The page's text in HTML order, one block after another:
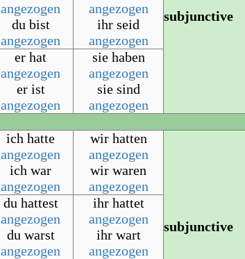
subjunctive
angezogen
du bist
angezogen
angezogen
ihr seid
angezogen
er hat
angezogen
er ist
angezogen
sie haben
angezogen
sie sind
angezogen
ich hatte
angezogen
ich war
angezogen
wir hatten
angezogen
wir waren
angezogen
subjunctive
du hattest
angezogen
du warst
angezogen
ihr hattet
angezogen
ihr wart
angezogen